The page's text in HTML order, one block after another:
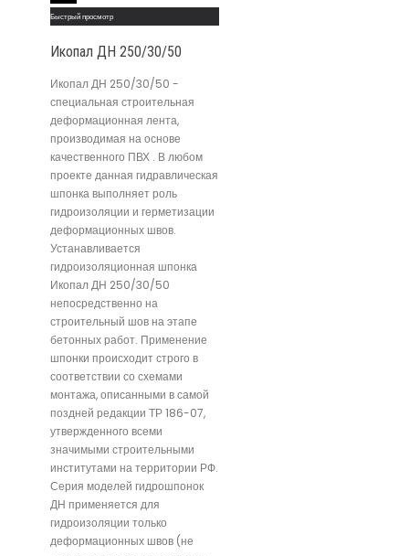
Быстрый просмотр
Икопал ДН 250/30/50
Икопал ДН 250/30/50 -
специальная строительная
деформационная лента,
производимая на основе
качественного ПВХ . В любом
проекте данная гидравлическая
шпонка выполняет роль
гидроизоляции и герметизации
деформационных швов.
Устанавливается
гидроизоляционная шпонка
Икопал ДН 250/30/50
непосредственно на
строительный шов на этапе
бетонных работ. Применение
шпонки происходит строго в
соответствии со схемами
монтажа, описанными в самой
поздней редакции ТР 186-07,
утвержденного всеми
значимыми строительными
институтами на территории РФ.
Серия моделей гидрошпонок
ДН применяется для
гидроизоляции только
деформационных швов (не